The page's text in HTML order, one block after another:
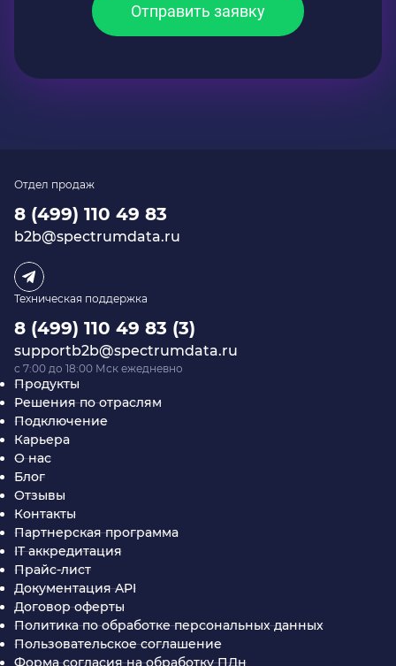
Отправить заявку
Продукты
Решения по отраслям
Подключение
Карьера
О нас
Блог
Отзывы
Контакты
Партнерская программа
IT аккредитация
Прайс-лист
Документация API
Договор оферты
Политика по обработке персональных данных
Пользовательское соглашение
Форма согласия на обработку ПДн
Отдел продаж
8 (499) 110 49 83
b2b@spectrumdata.ru
Техническая поддержка
8 (499) 110 49 83 (3)
supportb2b@spectrumdata.ru
c 7:00 до 18:00 Мск ежедневно